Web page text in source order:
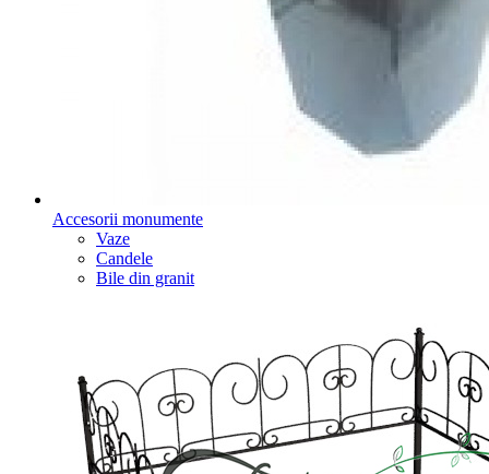
Accesorii monumente
Vaze
Candele
Bile din granit